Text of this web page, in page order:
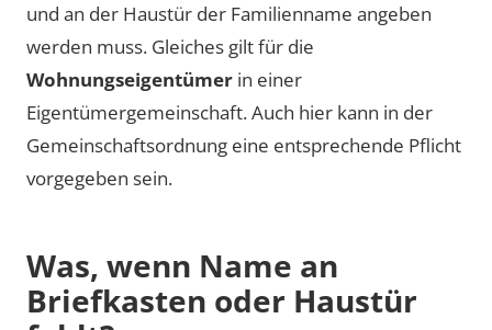
und an der Haustür der Familienname angeben
werden muss. Gleiches gilt für die
Wohnungseigentümer in einer
Eigentümergemeinschaft. Auch hier kann in der
Gemeinschaftsordnung eine entsprechende Pflicht
vorgegeben sein.
Was, wenn Name an
Briefkasten oder Haustür